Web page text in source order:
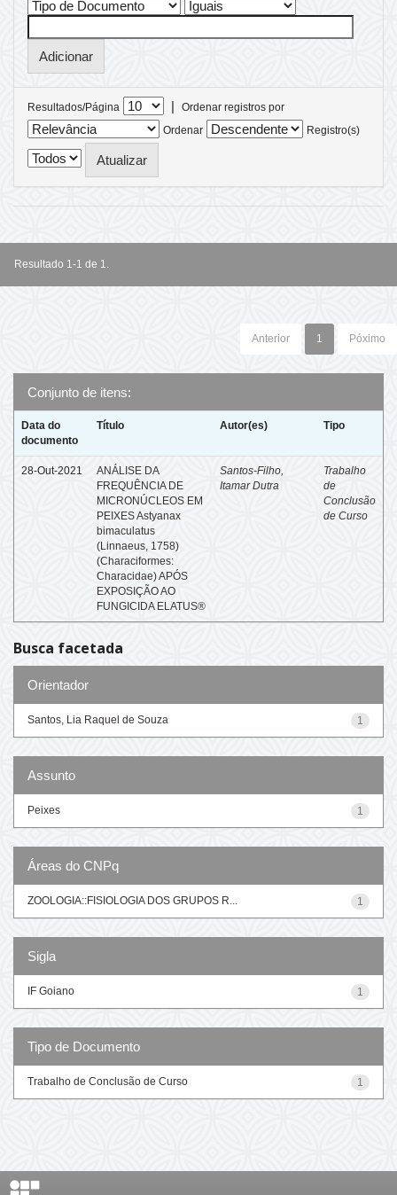
Resultados/Página |
Ordenar registros por
Ordenar
Registro(s)
Resultado 1-1 de 1.
Anterior 1 Póximo
Conjunto de itens:
Data do
documento
Título Autor(es) Tipo
28-Out-2021
ANÁLISE DA
FREQUÊNCIA DE
MICRONÚCLEOS EM
PEIXES Astyanax
bimaculatus
(Linnaeus, 1758)
(Characiformes:
Characidae) APÓS
EXPOSIÇÃO AO
FUNGICIDA ELATUS®
Santos-Filho,
Itamar Dutra
Trabalho
de
Conclusão
de Curso
Busca facetada
Orientador
1
Santos, Lia Raquel de Souza
Assunto
1
Peixes
Áreas do CNPq
1
ZOOLOGIA::FISIOLOGIA DOS GRUPOS R...
Sigla
1
IF Goiano
Tipo de Documento
1
Trabalho de Conclusão de Curso